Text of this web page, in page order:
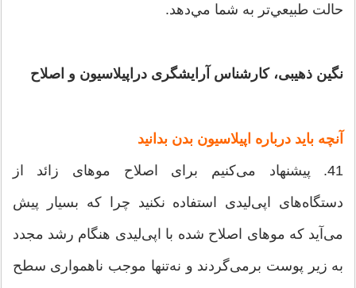
حالت طبيعي‌تر به شما مي‌دهد.
نگین ذهیبی، کارشناس آرایشگری دراپیلاسیون و اصلاح
آنچه باید درباره اپیلاسیون بدن بدانید
41. پیشنهاد می‌کنیم برای اصلاح موهای زائد از
دستگاه‌های اپی‌لیدی استفاده نکنید چرا که بسیار پیش
می‌آید که موهای اصلاح شده با اپی‌لیدی هنگام رشد مجدد
به زير پوست برمی‌گردند و نه‌تنها موجب ناهمواری سطح